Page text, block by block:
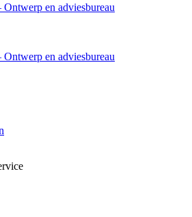
en adviesbureau
en adviesbureau